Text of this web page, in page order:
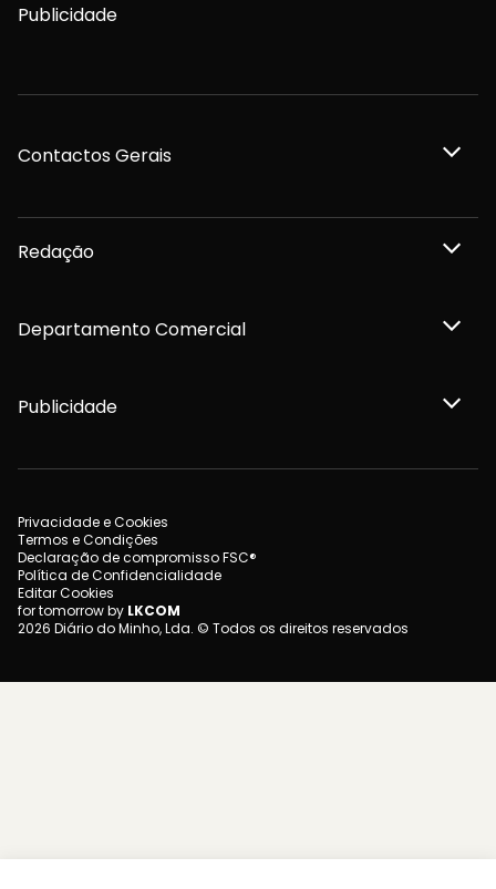
Publicidade
Contactos Gerais
Redação
Departamento Comercial
Publicidade
Privacidade e Cookies
Termos e Condições
Declaração de compromisso FSC®
Política de Confidencialidade
Editar Cookies
for tomorrow by LKCOM
2026 Diário do Minho, Lda. © Todos os direitos reservados